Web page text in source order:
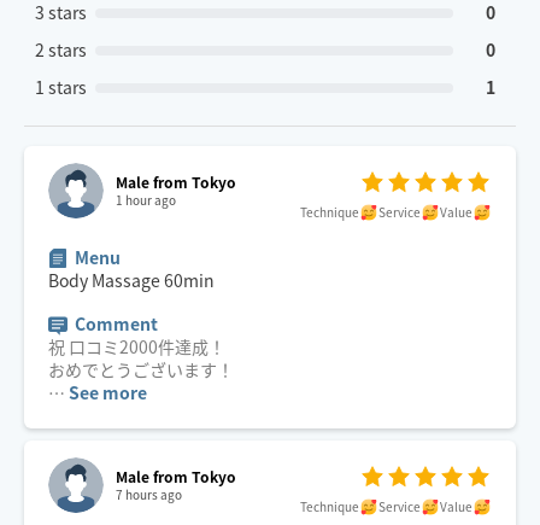
3 stars
0
2 stars
0
1 stars
1
Male from Tokyo
1 hour ago
Technique Service Value
Menu
Body Massage60min
Comment
祝 口コミ2000件達成！
… See more
Male from Tokyo
7 hours ago
Technique Service Value